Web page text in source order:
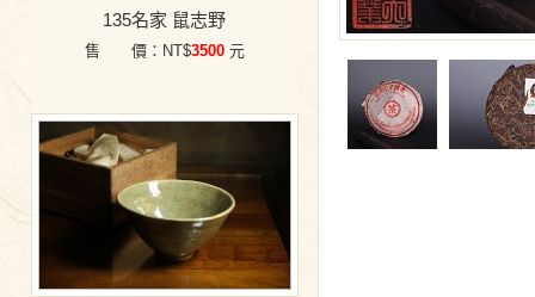
135名家 鼠志野
售 價：NT$3500 元